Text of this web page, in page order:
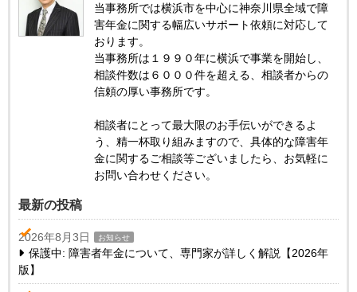
当事務所では横浜市を中心に神奈川県全域で障
害年金に関する幅広いサポート依頼に対応して
おります。
当事務所は１９９０年に横浜で事業を開始し、
相談件数は６０００件を超える、相談者からの
信頼の厚い事務所です。
相談者にとって最大限のお手伝いができるよ
う、精一杯取り組みますので、具体的な障害年
金に関するご相談等ございましたら、お気軽に
お問い合わせください。
最新の投稿
2026年8月3日 お知らせ
保護中: 障害者年金について、専門家が詳しく解説【2026年
版】